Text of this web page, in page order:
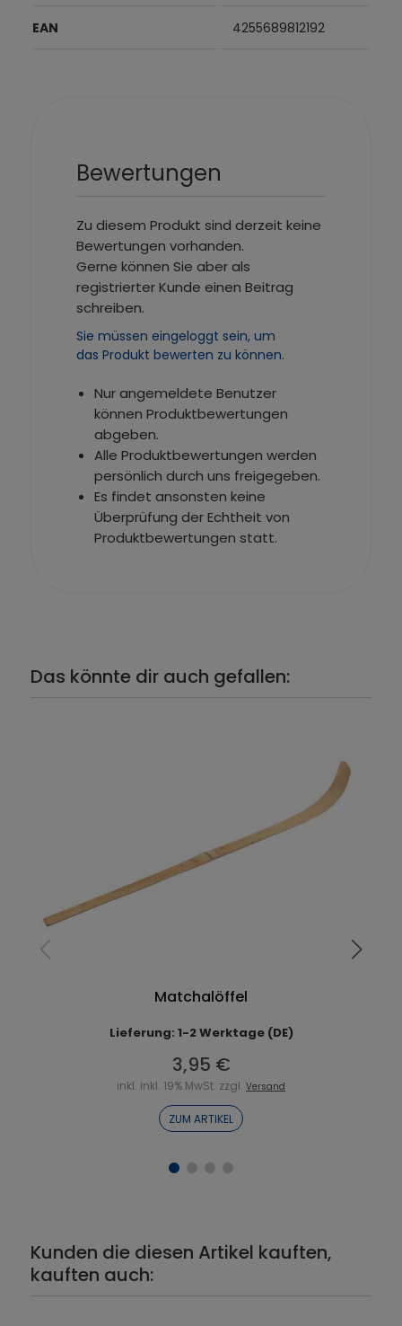
EAN 4255689812192
Bewertungen
Zu diesem Produkt sind derzeit keine
Bewertungen vorhanden.
Gerne können Sie aber als
registrierter Kunde einen Beitrag
schreiben.
Sie müssen eingeloggt sein, um
das Produkt bewerten zu können.
Nur angemeldete Benutzer
können Produktbewertungen
abgeben.
Alle Produktbewertungen werden
persönlich durch uns freigegeben.
Es findet ansonsten keine
Überprüfung der Echtheit von
Produktbewertungen statt.
Das könnte dir auch gefallen:
Matchalöffel
Lieferung: 1-2 Werktage (DE)
3,95 €
inkl. inkl. 19% MwSt. zzgl.Versand
ZUM ARTIKEL
Kunden die diesen Artikel kauften,
kauften auch: